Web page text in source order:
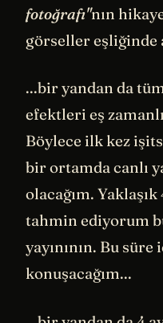
fotoğrafı"nın
görseller eşliğinde
...bir yandan da
efektleri eş
Böylece ilk kez
bir ortamda canlı
olacağım.
tahmin ediyorum
yayınının. Bu
konuşacağım...